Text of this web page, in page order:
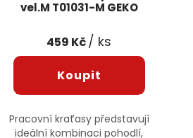
vel.M T01031-M GEKO
459 Kč/ ks
Pracovní kraťasy představují
ideální kombinaci pohodlí,